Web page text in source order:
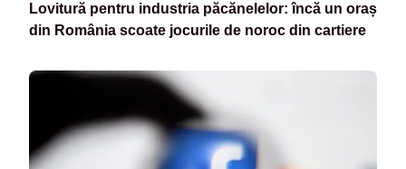
Lovitură pentru industria păcănelelor: încă un oraș
din România scoate jocurile de noroc din cartiere